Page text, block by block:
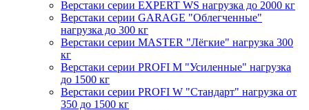
Верстаки серии EXPERT WS нагрузка до 2000 кг
Верстаки серии GARAGE "Облегченные"
нагрузка до 300 кг
Верстаки серии MASTER "Лёгкие" нагрузка 300
кг
Верстаки серии PROFI M "Усиленные" нагрузка
до 1500 кг
Верстаки серии PROFI W "Стандарт" нагрузка от
350 до 1500 кг